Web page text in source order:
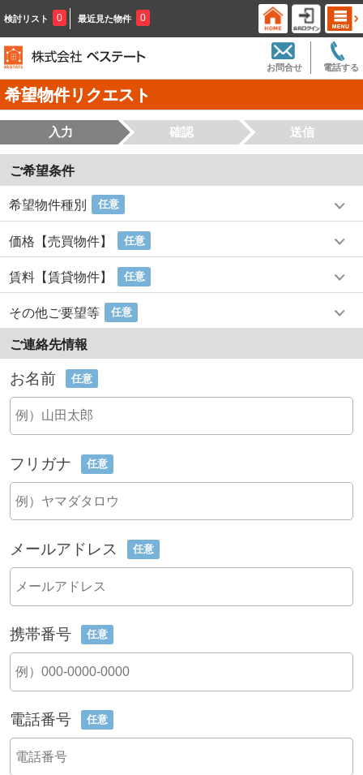
検討リスト 0 最近見た物件 0
電話する
お問合せ
希望物件リクエスト
入力 確認 送信
ご希望条件
希望物件種別 任意
価格【売買物件】 任意
賃料【賃貸物件】 任意
その他ご要望等 任意
ご連絡先情報
お名前 任意
フリガナ 任意
メールアドレス 任意
携帯番号 任意
電話番号 任意